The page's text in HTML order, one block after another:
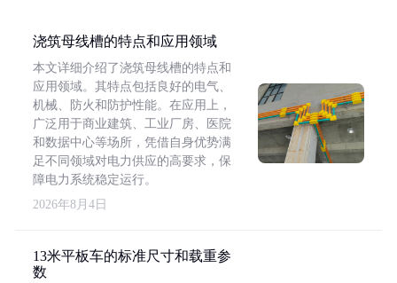
浇筑母线槽的特点和应用领域
本文详细介绍了浇筑母线槽的特点和
应用领域。其特点包括良好的电气、
机械、防火和防护性能。在应用上，
广泛用于商业建筑、工业厂房、医院
和数据中心等场所，凭借自身优势满
足不同领域对电力供应的高要求，保
障电力系统稳定运行。
2026年8月4日
13米平板车的标准尺寸和载重参
数